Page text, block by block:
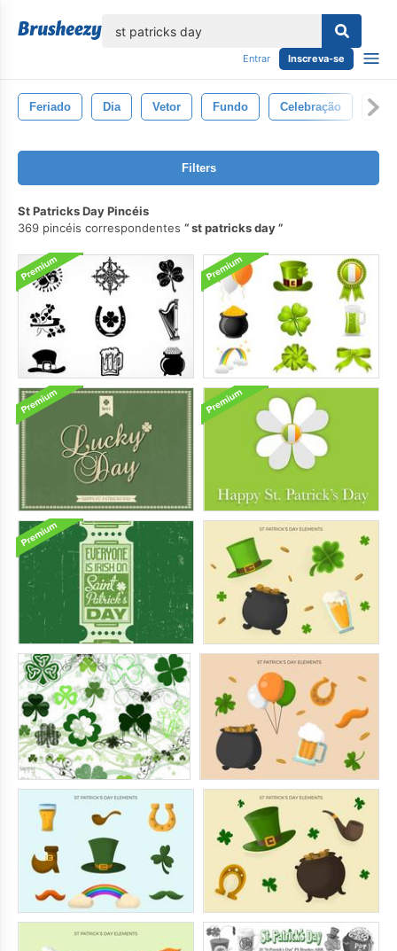
Entrar Inscreva-se
Feriado Dia Vetor Fundo Celebração
Filters
St Patricks Day Pincéis
369 pincéis correspondentes
st patricks day